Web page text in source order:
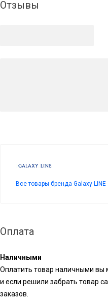
Отзывы
Все товары бренда Galaxy LINE
Оплата
Наличными
Оплатить товар наличными вы
и если решили забрать товар
заказов.